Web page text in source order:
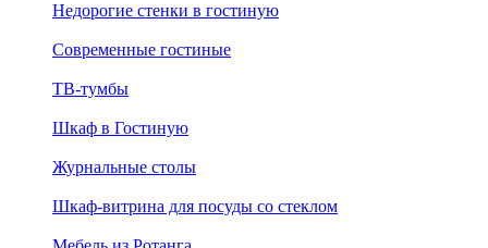
Недорогие стенки в гостиную
Современные гостиные
ТВ-тумбы
Шкаф в Гостиную
Журнальные столы
Шкаф-витрина для посуды со стеклом